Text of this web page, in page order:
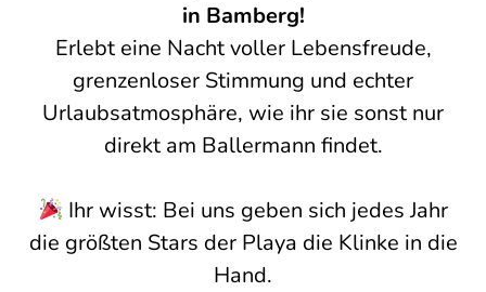
in Bamberg!
Erlebt eine Nacht voller Lebensfreude,
grenzenloser Stimmung und echter
Urlaubsatmosphäre, wie ihr sie sonst nur
direkt am Ballermann findet.
Ihr wisst: Bei uns geben sich jedes Jahr
die größten Stars der Playa die Klinke in die
Hand.